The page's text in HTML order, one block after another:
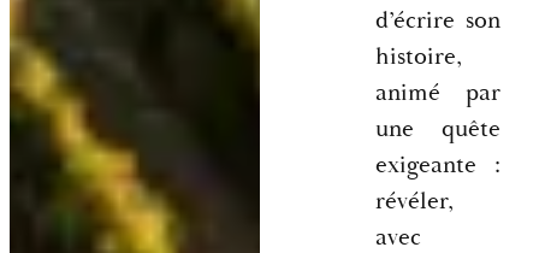
d’écrire son
histoire,
animé par
une quête
exigeante :
révéler,
avec